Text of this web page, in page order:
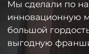
Мы сделали по
инновационную
большой
выгодную